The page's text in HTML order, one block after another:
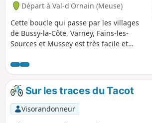
Départ à Val-d'Ornain (Meuse)
Cette boucle qui passe par les villages
de Bussy-la-Côte, Varney, Fains-les-
Sources et Mussey est très facile et
André (XIX siècle) à Bussy, Sainte-
Catherine (XV et XVI siècles) à Fains et
Saint-Nicolas (XII-XVI siècles) à Mussey.
Sur les traces du Tacot
Visorandonneur